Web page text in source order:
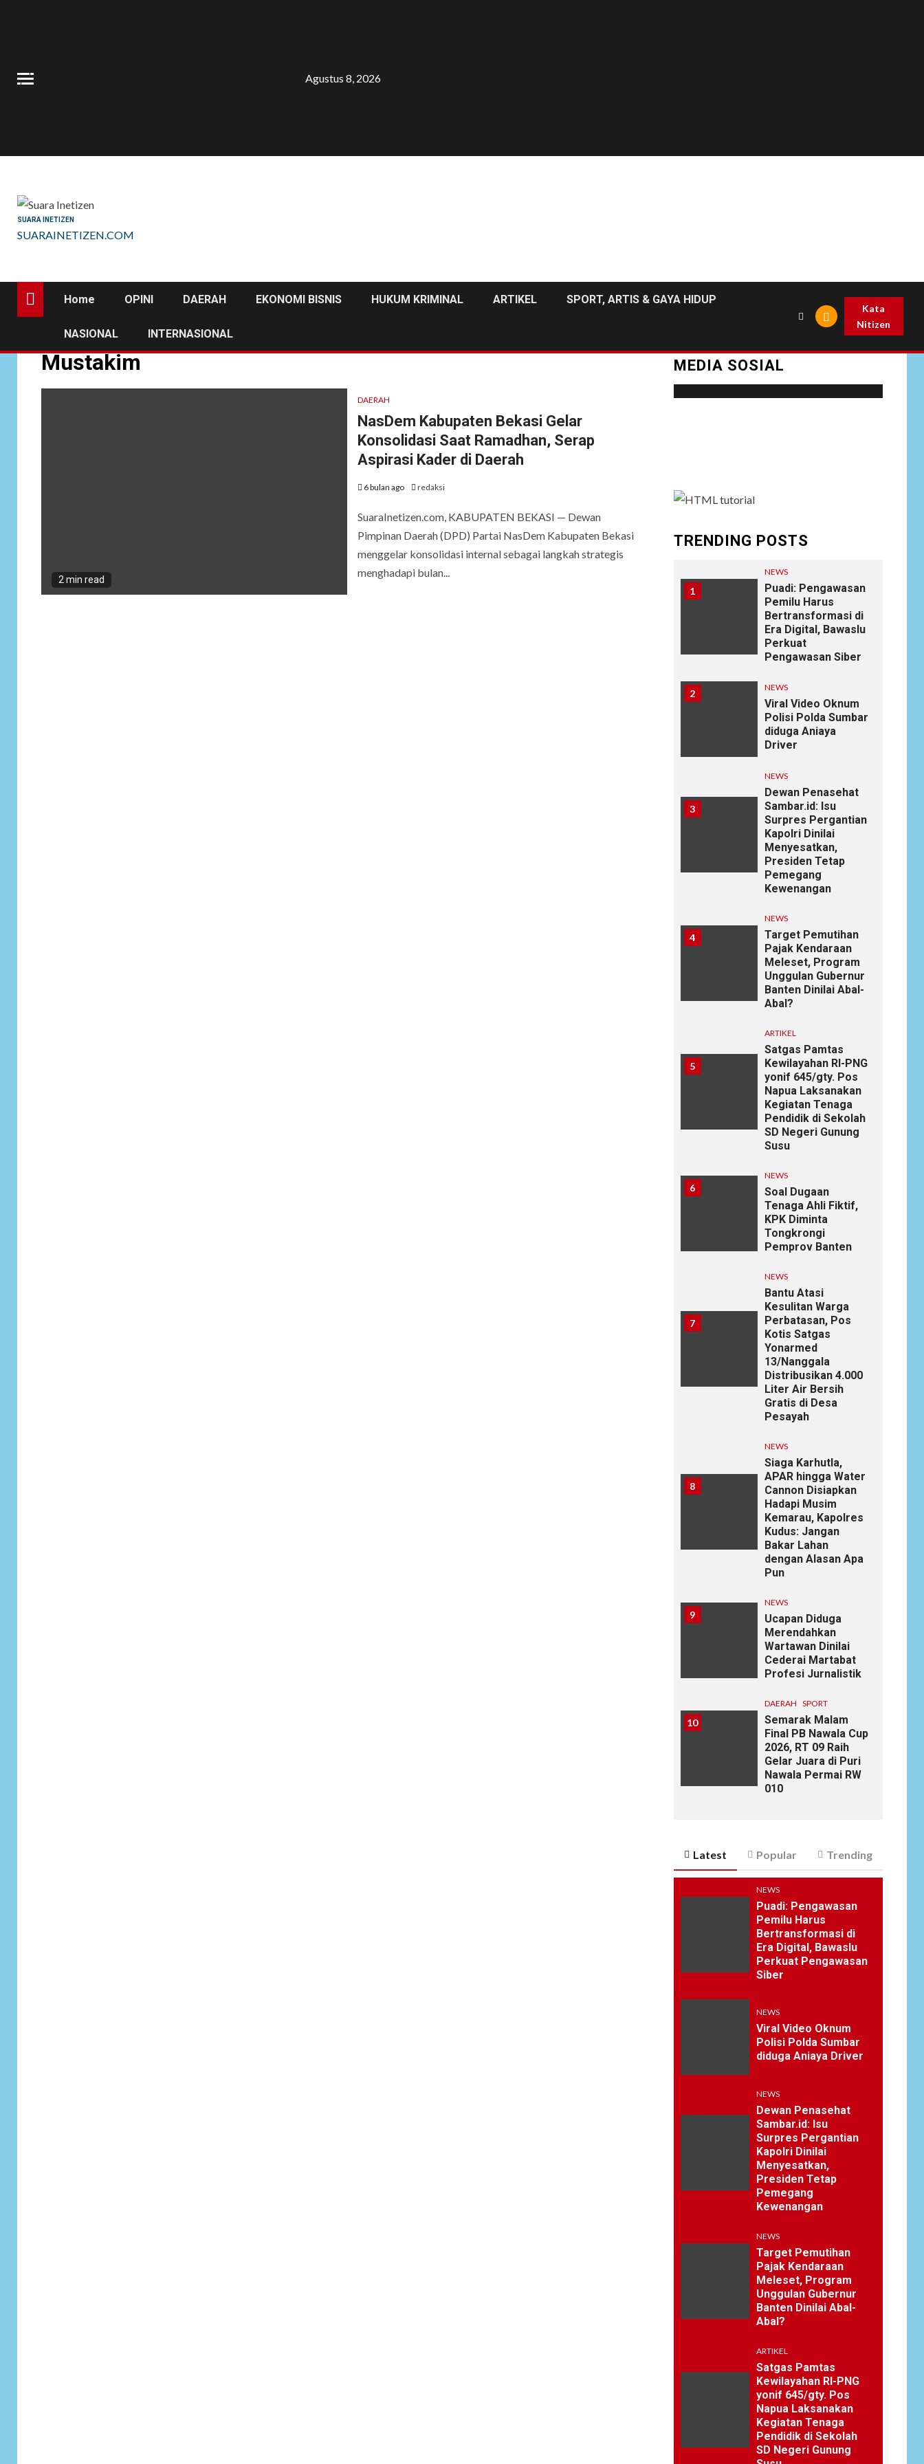
Agustus 8, 2026
SUARA INETIZEN
SUARAINETIZEN.COM
Home OPINI DAERAH EKONOMI BISNIS HUKUM KRIMINAL ARTIKEL SPORT, ARTIS & GAYA HIDUP
NASIONAL INTERNASIONAL
Kata
Nitizen
Mustakim
2 min read
DAERAH
NasDem Kabupaten Bekasi Gelar
Konsolidasi Saat Ramadhan, Serap
Aspirasi Kader di Daerah
6 bulan ago redaksi
SuaraInetizen.com, KABUPATEN BEKASI — Dewan
Pimpinan Daerah (DPD) Partai NasDem Kabupaten Bekasi
menggelar konsolidasi internal sebagai langkah strategis
menghadapi bulan...
MEDIA SOSIAL
TRENDING POSTS
1
NEWS
Puadi: Pengawasan
Pemilu Harus
Bertransformasi di
Era Digital, Bawaslu
Perkuat
Pengawasan Siber
2 NEWS
Viral Video Oknum
Polisi Polda Sumbar
diduga Aniaya
Driver
3
NEWS
Dewan Penasehat
Sambar.id: Isu
Surpres Pergantian
Kapolri Dinilai
Menyesatkan,
Presiden Tetap
Pemegang
Kewenangan
4
NEWS
Target Pemutihan
Pajak Kendaraan
Meleset, Program
Unggulan Gubernur
Banten Dinilai Abal-
Abal?
5
ARTIKEL
Satgas Pamtas
Kewilayahan RI-PNG
yonif 645/gty. Pos
Napua Laksanakan
Kegiatan Tenaga
Pendidik di Sekolah
SD Negeri Gunung
Susu
6
NEWS
Soal Dugaan
Tenaga Ahli Fiktif,
KPK Diminta
Tongkrongi
Pemprov Banten
7
NEWS
Bantu Atasi
Kesulitan Warga
Perbatasan, Pos
Kotis Satgas
Yonarmed
13/Nanggala
Distribusikan 4.000
Liter Air Bersih
Gratis di Desa
Pesayah
8
NEWS
Siaga Karhutla,
APAR hingga Water
Cannon Disiapkan
Hadapi Musim
Kemarau, Kapolres
Kudus: Jangan
Bakar Lahan
dengan Alasan Apa
Pun
9
NEWS
Ucapan Diduga
Merendahkan
Wartawan Dinilai
Cederai Martabat
Profesi Jurnalistik
10
DAERAH SPORT
Semarak Malam
Final PB Nawala Cup
2026, RT 09 Raih
Gelar Juara di Puri
Nawala Permai RW
010
Latest Popular Trending
NEWS
Puadi: Pengawasan
Pemilu Harus
Bertransformasi di
Era Digital, Bawaslu
Perkuat Pengawasan
Siber
NEWS
Viral Video Oknum
Polisi Polda Sumbar
diduga Aniaya Driver
NEWS
Dewan Penasehat
Sambar.id: Isu
Surpres Pergantian
Kapolri Dinilai
Menyesatkan,
Presiden Tetap
Pemegang
Kewenangan
NEWS
Target Pemutihan
Pajak Kendaraan
Meleset, Program
Unggulan Gubernur
Banten Dinilai Abal-
Abal?
ARTIKEL
Satgas Pamtas
Kewilayahan RI-PNG
yonif 645/gty. Pos
Napua Laksanakan
Kegiatan Tenaga
Pendidik di Sekolah
SD Negeri Gunung